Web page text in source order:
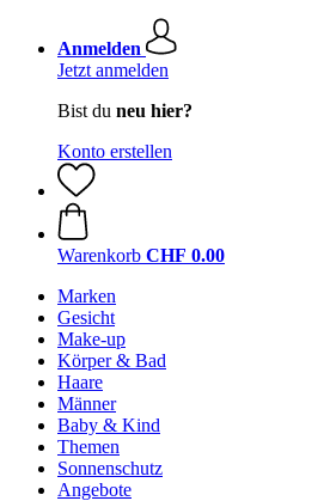
Anmelden
Jetzt anmelden
Bist du neu hier?
Konto erstellen
Warenkorb CHF 0.00
Marken
Gesicht
Make-up
Körper & Bad
Haare
Männer
Baby & Kind
Themen
Sonnenschutz
Angebote